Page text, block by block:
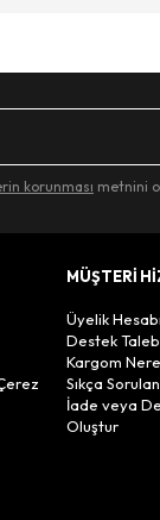
korunması metnini
MÜŞTERİ
Üyelik
Destek
Kargom
Sıkça
İade veya
Oluştur